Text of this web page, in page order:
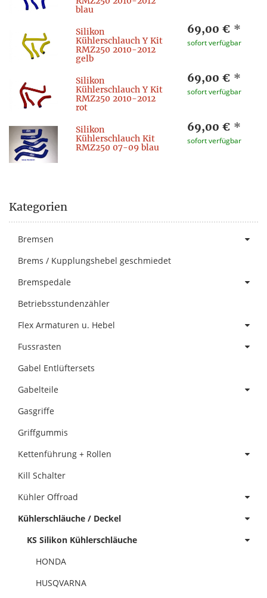
blau
Silikon
Kühlerschlauch Y Kit
RMZ250 2010-2012
gelb
69,00 € *
sofort verfügbar
Silikon
Kühlerschlauch Y Kit
RMZ250 2010-2012
rot
69,00 € *
sofort verfügbar
Silikon
Kühlerschlauch Kit
RMZ250 07-09 blau
69,00 € *
sofort verfügbar
Kategorien
Bremsen
Brems / Kupplungshebel geschmiedet
Bremspedale
Betriebsstundenzähler
Flex Armaturen u. Hebel
Fussrasten
Gabel Entlüftersets
Gabelteile
Gasgriffe
Griffgummis
Kettenführung + Rollen
Kill Schalter
Kühler Offroad
Kühlerschläuche / Deckel
KS Silikon Kühlerschläuche
HONDA
HUSQVARNA